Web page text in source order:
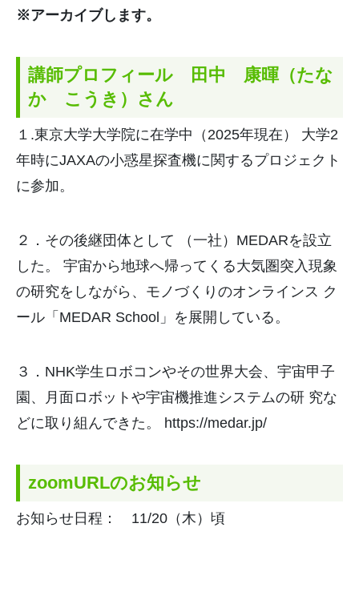
※アーカイブします。
講師プロフィール 田中 康暉（たな
か こうき ）さん
１.東京大学大学院に在学中（2025年現在） 大学2
年時にJAXAの小惑星探査機に関するプロジェクト
に参加。
２．その後継団体として （一社）MEDARを設立
した。 宇宙から地球へ帰ってくる大気圏突入現象
の研究をしながら、モノづくりのオンラインス ク
ール「MEDAR School」を展開している。
３．NHK学生ロボコンやその世界大会、宇宙甲子
園、月面ロボットや宇宙機推進システムの研 究な
どに取り組んできた。 https://medar.jp/
zoomURLのお知らせ
お知らせ日程： 11/20（木）頃